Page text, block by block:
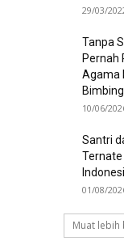
29/03/
Tanpa
Pernah
Agama
10/06/
Santri
01/08/
Muat lebih